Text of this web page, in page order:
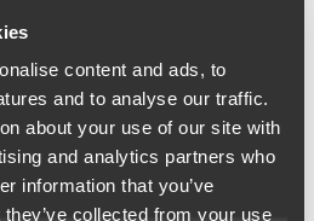
content and ads, to
and to analyse our traffic.
about your use of our site with
and analytics partners who
information that you’ve
collected from your use